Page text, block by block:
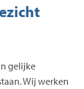
gelijke
Wij werken